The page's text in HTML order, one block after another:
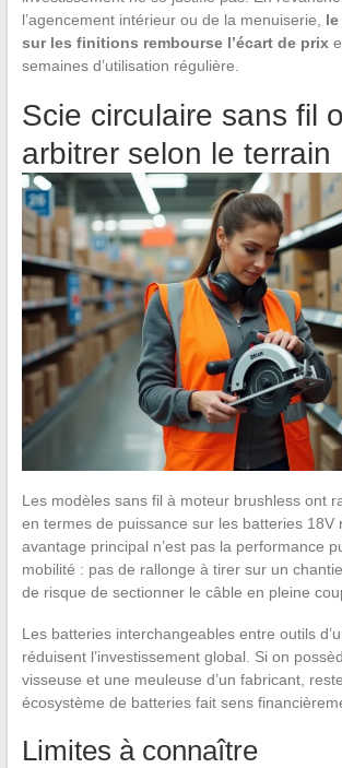
l’agencement intérieur ou de la menuiserie,
sur les finitions rembourse l’écart de prix
semaines d’utilisation régulière.
Scie circulaire sans fil
arbitrer selon le terrain
Les modèles sans fil à moteur brushless ont
en termes de puissance sur les batteries 18V
avantage principal n’est pas la performance
mobilité : pas de rallonge à tirer sur un
de risque de sectionner le câble en pleine
Les batteries interchangeables entre outils
réduisent l’investissement global. Si on
visseuse et une meuleuse d’un fabricant,
écosystème de batteries fait sens
Limites à connaître